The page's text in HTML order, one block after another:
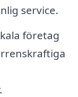
service.
företag